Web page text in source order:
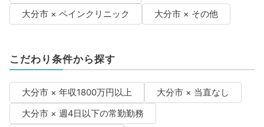
大分市 × ペインクリニック
大分市 × その他
こだわり条件から探す
大分市 × 年収1800万円以上
大分市 × 当直なし
大分市 × 週4日以下の常勤勤務